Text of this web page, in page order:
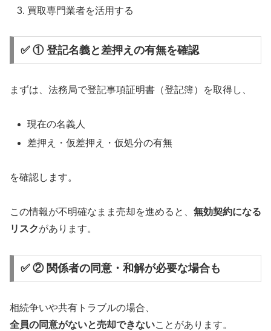
買取専門業者を活用する
✅ ① 登記名義と差押えの有無を確認
まずは、法務局で登記事項証明書（登記簿）を取得し、
現在の名義人
差押え・仮差押え・仮処分の有無
を確認します。
この情報が不明確なまま売却を進めると、 無効契約になる
リスクがあります。
✅ ② 関係者の同意・和解が必要な場合も
相続争いや共有トラブルの場合、
全員の同意がないと売却できないことがあります。